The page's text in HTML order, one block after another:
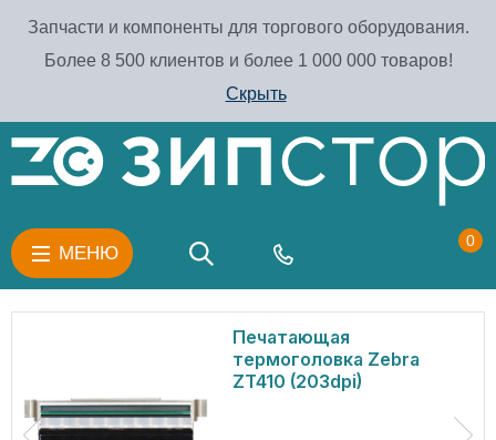
Запчасти и компоненты для торгового оборудования.
Более 8 500 клиентов и более 1 000 000 товаров!
Скрыть
МЕНЮ
0
Пульт
для кассовых
Rasec